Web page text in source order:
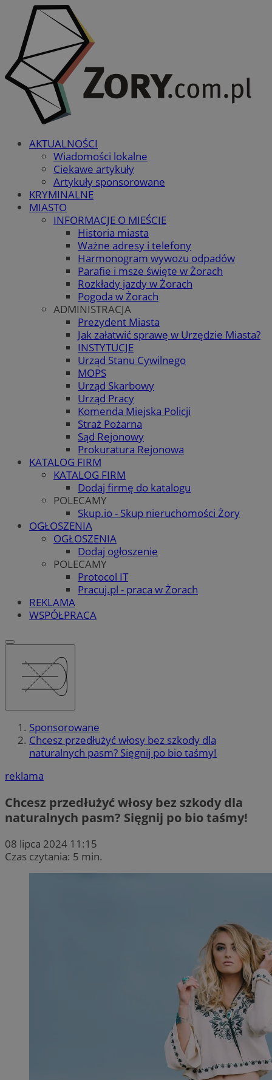
AKTUALNOŚCI
Wiadomości lokalne
Ciekawe artykuły
Artykuły sponsorowane
KRYMINALNE
MIASTO
INFORMACJE O MIEŚCIE
Historia miasta
Ważne adresy i telefony
Harmonogram wywozu odpadów
Parafie i msze święte w Żorach
Rozkłady jazdy w Żorach
Pogoda w Żorach
ADMINISTRACJA
Prezydent Miasta
Jak załatwić sprawę w Urzędzie Miasta?
INSTYTUCJE
Urząd Stanu Cywilnego
MOPS
Urząd Skarbowy
Urząd Pracy
Komenda Miejska Policji
Straż Pożarna
Sąd Rejonowy
Prokuratura Rejonowa
KATALOG FIRM
KATALOG FIRM
Dodaj firmę do katalogu
POLECAMY
Skup.io - Skup nieruchomości Żory
OGŁOSZENIA
OGŁOSZENIA
Dodaj ogłoszenie
POLECAMY
Protocol IT
Pracuj.pl - praca w Żorach
REKLAMA
WSPÓŁPRACA
Sponsorowane
Chcesz przedłużyć włosy bez szkody dla
naturalnych pasm? Sięgnij po bio taśmy!
reklama
Chcesz przedłużyć włosy bez szkody dla
naturalnych pasm? Sięgnij po bio taśmy!
08 lipca 2024 11:15
Czas czytania: 5 min.